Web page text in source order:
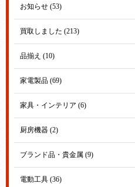
お知らせ (53)
買取しました (213)
品揃え (10)
家電製品 (69)
家具・インテリア (6)
厨房機器 (2)
ブランド品・貴金属 (9)
電動工具 (36)